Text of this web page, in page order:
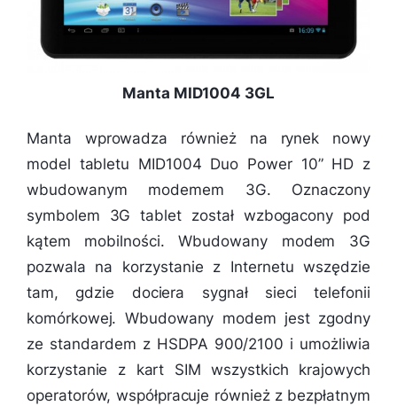
Manta MID1004 3GL
Manta wprowadza również na rynek nowy
model tabletu MID1004 Duo Power 10” HD z
wbudowanym modemem 3G. Oznaczony
symbolem 3G tablet został wzbogacony pod
kątem mobilności. Wbudowany modem 3G
pozwala na korzystanie z Internetu wszędzie
tam, gdzie dociera sygnał sieci telefonii
komórkowej. Wbudowany modem jest zgodny
ze standardem z HSDPA 900/2100 i umożliwia
korzystanie z kart SIM wszystkich krajowych
operatorów, współpracuje również z bezpłatnym